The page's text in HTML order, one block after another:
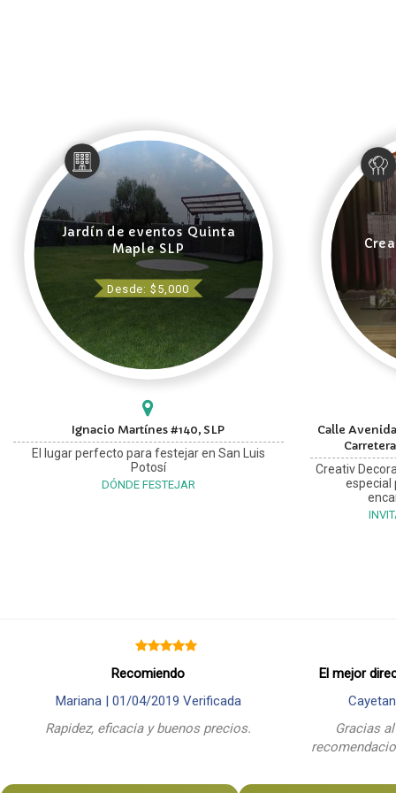
Jardín de eventos Quinta
Maple SLP
Desde: $5,000
Ignacio Martínes #140, SLP
El lugar perfecto para festejar en San Luis
Potosí
DÓNDE FESTEJAR
Calle
Creativ
especial
Recomiendo
Mariana | 01/04/2019 Verificada
Rapidez, eficacia y buenos precios.
El mejor
Gracias